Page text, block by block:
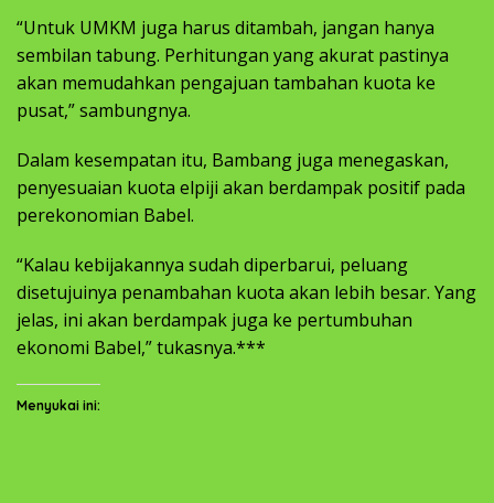
“Untuk UMKM juga harus ditambah, jangan hanya
sembilan tabung. Perhitungan yang akurat pastinya
akan memudahkan pengajuan tambahan kuota ke
pusat,” sambungnya.
Dalam kesempatan itu, Bambang juga menegaskan,
penyesuaian kuota elpiji akan berdampak positif pada
perekonomian Babel.
“Kalau kebijakannya sudah diperbarui, peluang
disetujuinya penambahan kuota akan lebih besar. Yang
jelas, ini akan berdampak juga ke pertumbuhan
ekonomi Babel,” tukasnya.***
Menyukai ini: